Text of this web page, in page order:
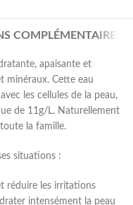
COMPLÉMENTAIRES
apaisante et
minéraux. Cette eau
les cellules de la peau,
de 11g/L. Naturellement
la famille.
situations :
réduire les irritations
intensément la peau